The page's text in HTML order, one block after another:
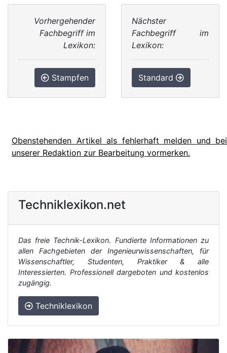
Vorhergehender
Fachbegriff im
Lexikon:
Stampfen
Nächster
Fachbegriff im
Lexikon:
Standard
Obenstehenden Artikel als fehlerhaft melden und bei
unserer Redaktion zur Bearbeitung vormerken.
Techniklexikon.net
Das freie Technik-Lexikon. Fundierte Informationen zu
allen Fachgebieten der Ingenieurwissenschaften, für
Wissenschaftler, Studenten, Praktiker & alle
Interessierten. Professionell dargeboten und kostenlos
zugängig.
Techniklexikon